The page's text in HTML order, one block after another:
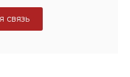
связь